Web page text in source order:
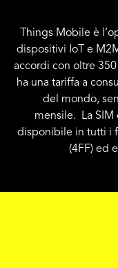
Things Mobile è
dispositivi IoT e
accordi con oltre
ha una tariffa a
del mondo,
mensile. La SIM
disponibile in tutti i
(4FF) ed